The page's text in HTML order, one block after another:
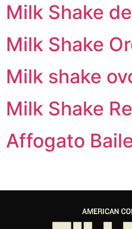
Milk Shake
Milk Shake
Milk shake
Milk Shake
Affogato